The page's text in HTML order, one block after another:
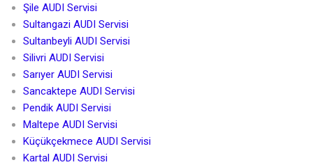
Şile AUDI Servisi
Sultangazi AUDI Servisi
Sultanbeyli AUDI Servisi
Silivri AUDI Servisi
Sarıyer AUDI Servisi
Sancaktepe AUDI Servisi
Pendik AUDI Servisi
Maltepe AUDI Servisi
Küçükçekmece AUDI Servisi
Kartal AUDI Servisi